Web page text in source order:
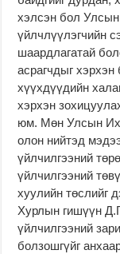
хэлсэн бол
үйлчлүүлэгчийн
шаардлагатай
асрагчдыг
хүүхдүүдийн
хэрхэн
юм. Мөн Улсын Их
олон нийтэд
үйлчилгээний
үйлчилгээний
хуулийн төслийг
Хурлын гишүүн
үйлчилгээний
болзошгүйг